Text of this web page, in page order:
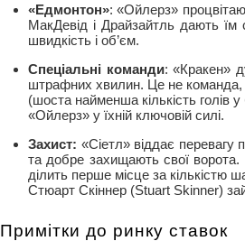
«Едмонтон»: «Ойлерз»
МакДевід і Драйзайтль дають їм
швидкість і об’єм.
Спеціальні команди: «Кракен»
штрафних хвилин. Це не команда,
(шоста найменша кількість голів
«Ойлерз» у їхній ключовій силі.
Захист: «Сіетл» віддає перевагу
та добре захищають свої
ділить перше місце за кількістю
Стюарт Скіннер (Stuart Skinner)
Примітки до ринку ставок